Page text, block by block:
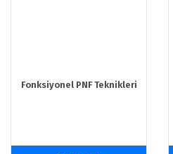
Fonksiyonel PNF Teknikleri